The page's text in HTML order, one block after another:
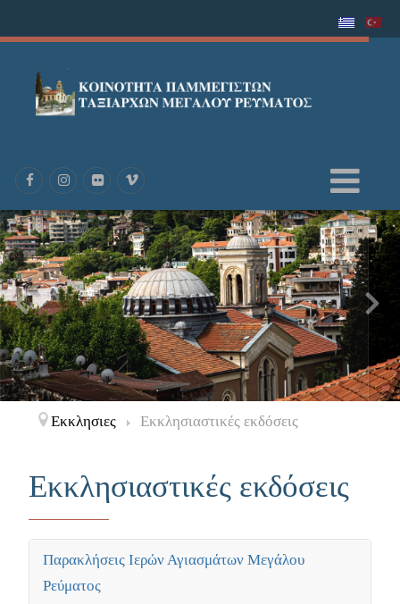
Εκκλησιες Εκκλησιαστικές εκδόσεις
Εκκλησιαστικές εκδόσεις
Παρακλήσεις Ιερών Αγιασμάτων Μεγάλου
Ρεύματος